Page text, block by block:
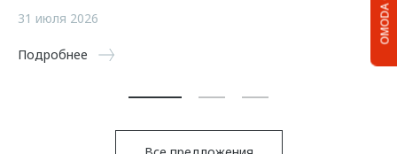
OMODA C5
31 июля 2026
Подробнее
5